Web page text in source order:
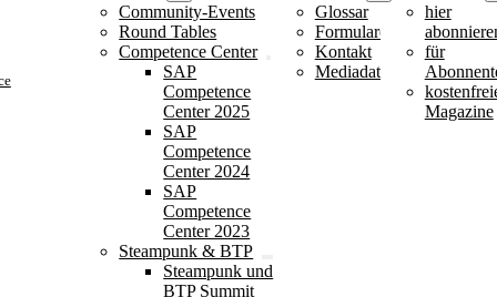
Community-Events
Round Tables
Competence Center
SAP
Competence
Center 2025
SAP
Competence
Center 2024
SAP
Competence
Center 2023
Steampunk & BTP
Steampunk und
BTP Summit
Glossar
Formulare
Kontakt
Mediadaten
hier
für
Magazine